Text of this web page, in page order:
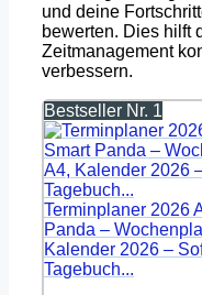
und deine
bewerten. Dies hilft
Zeitmanagement
verbessern.
Bestseller Nr. 1
Terminplaner 2026
Panda –
Kalender 2026 –
Tagebuch...